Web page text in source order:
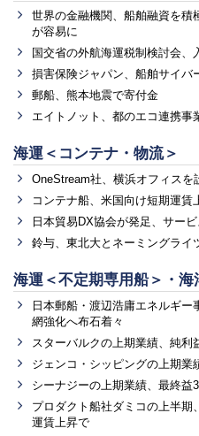
世界の金融機関、船舶融資を積
が容易に
国交省の外航海運税制検討会
損害保険ジャパン、船舶サイバ
郵船、熊本地震で寄付金
エイトノット、都のエコ連携事
海運＜コンテナ・物流＞
OneStream社、横浜オフィスを
コンテナ船、米国向け短期運
日本貿易DX協会が発足、サー
鈴与、東北大とネーミングライ
海運＜不定期専用船＞・海
日本郵船・渡辺浩庸エネルギ
網強化へ布石着々
スターバルクの上期業績、純利
ジェンコ・シッピングの上期業
シーナジーの上期業績、最終益
プロダクト船社ダミコの上半期
運賃上昇で